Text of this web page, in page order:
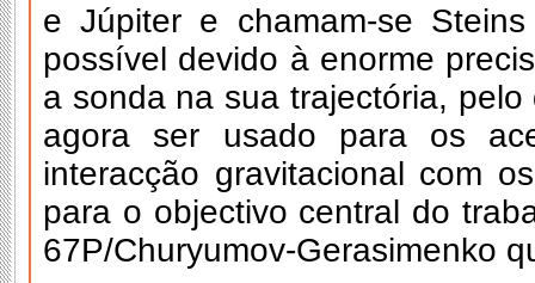
e Júpiter e chamam-se
possível devido à enorme
a sonda na sua trajectória,
agora ser usado para os
interacção gravitacional com
para o objectivo central do
67P/Churyumov-Gerasimenko